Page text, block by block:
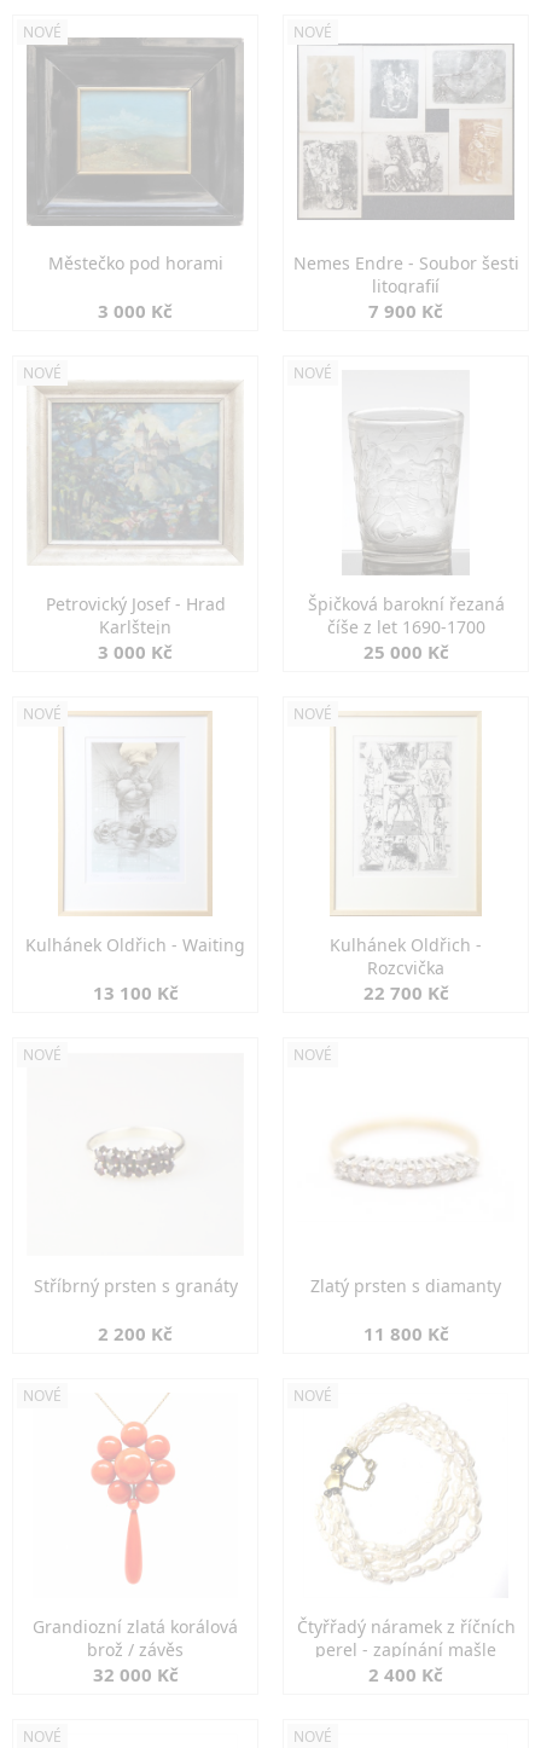
NOVÉ
Městečko pod horami
3 000 Kč
NOVÉ
Nemes Endre - Soubor šesti
litografií
7 900 Kč
NOVÉ
Petrovický Josef - Hrad
Karlštejn
3 000 Kč
NOVÉ
Špičková barokní řezaná
číše z let 1690-1700
25 000 Kč
NOVÉ
Kulhánek Oldřich - Waiting
13 100 Kč
NOVÉ
Kulhánek Oldřich -
Rozcvička
22 700 Kč
NOVÉ
Stříbrný prsten s granáty
2 200 Kč
NOVÉ
Zlatý prsten s diamanty
11 800 Kč
NOVÉ
Grandiozní zlatá korálová
brož / závěs
32 000 Kč
NOVÉ
Čtyřřadý náramek z říčních
perel - zapínání mašle
2 400 Kč
NOVÉ NOVÉ